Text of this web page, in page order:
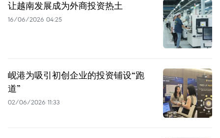
让越南发展成为外商投资热土
16/06/2026 04:25
岘港为吸引初创企业的投资铺设“跑
道”
02/06/2026 11:33